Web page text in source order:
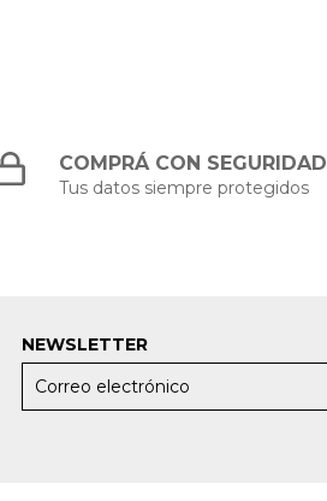
COMPRÁ CON SEGURIDAD
Tus datos siempre protegidos
NEWSLETTER